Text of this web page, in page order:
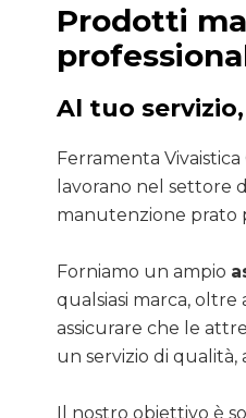
Prodotti
Al tuo
Ferramenta
lavorano nel settore
manutenzione prato
Forniamo un ampio
qualsiasi marca, oltre
assicurare che le
un servizio di
Il nostro obiettivo è